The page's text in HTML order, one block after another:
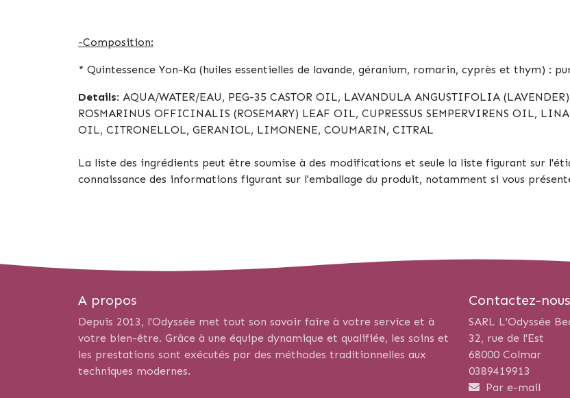
-Composition:
* Quintessence Yon-Ka (huiles essentielles de lavande, géranium, romarin, cyprès et thym) :
Details: AQUA/WATER/EAU, PEG-35 CASTOR OIL, LAVANDULA ANGUSTIFOLIA
ROSMARINUS OFFICINALIS (ROSEMARY) LEAF OIL, CUPRESSUS SEMPERVIRENS OIL,
OIL, CITRONELLOL, GERANIOL, LIMONENE, COUMARIN, CITRAL
La liste des ingrédients peut être soumise à des modifications et seule la liste figurant sur
connaissance des informations figurant sur l'emballage du produit, notamment si vous
A propos
Depuis 2013, l'Odyssée met tout son savoir faire à votre service et à
votre bien-être. Grâce à une équipe dynamique et qualifiée, les soins et
les prestations sont exécutés par des méthodes traditionnelles aux
techniques modernes.
Contactez-nous
SARL L'Odyssée
32, rue de l'Est
68000 Colmar
0389419913
Par e-mail